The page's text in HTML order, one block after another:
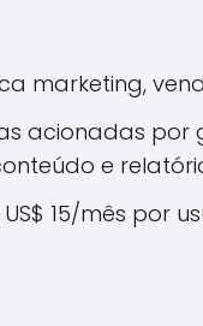
marketing,
acionadas
e
15/mês por